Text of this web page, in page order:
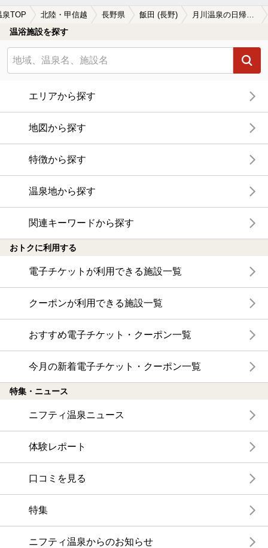
泉TOP 北陸・甲信越 長野県 飯田 (長野) 月川温泉の日帰り温泉、旅館、ホテルおすすめ
温浴施設を探す
エリアから探す
地図から探す
特徴から探す
温泉地から探す
関連キーワードから探す
おトクに利用する
電子チケットが利用できる施設一覧
クーポンが利用できる施設一覧
おすすめ電子チケット・クーポン一覧
今月の新着電子チケット・クーポン一覧
特集・ニュース
ニフティ温泉ニュース
体験レポート
口コミを見る
特集
ニフティ温泉からのお知らせ